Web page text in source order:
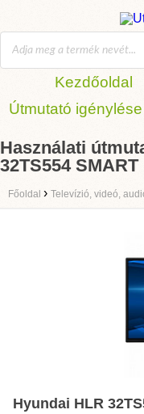
Kezdőoldal
Útmutató igénylése
Használati
32TS554 SMART
Főoldal › Televízió, videó,
Hyundai HLR